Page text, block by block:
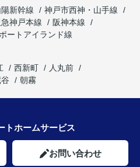
陽新幹線
神戸市西神・山手線
神戸本線
阪神本線
ートアイランド線
西新町
人丸前
朝霧
トホームサービス
お問い合わせ